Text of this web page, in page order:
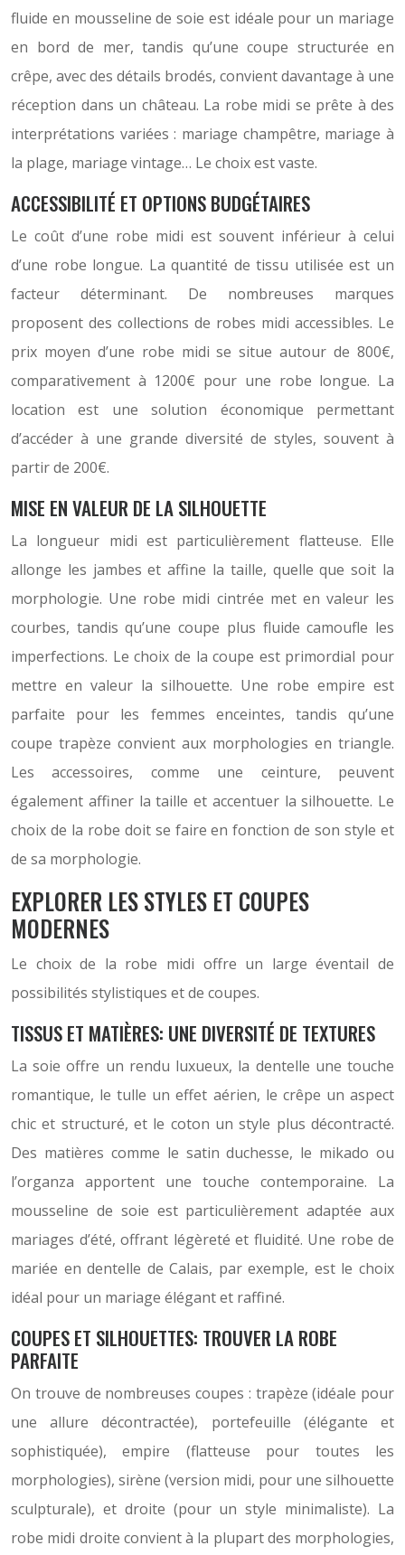
fluide en mousseline de soie est idéale pour un mariage
en bord de mer, tandis qu’une coupe structurée en
crêpe, avec des détails brodés, convient davantage à une
réception dans un château. La robe midi se prête à des
interprétations variées : mariage champêtre, mariage à
la plage, mariage vintage… Le choix est vaste.
ACCESSIBILITÉ ET OPTIONS BUDGÉTAIRES
Le coût d’une robe midi est souvent inférieur à celui
d’une robe longue. La quantité de tissu utilisée est un
facteur déterminant. De nombreuses marques
proposent des collections de robes midi accessibles. Le
prix moyen d’une robe midi se situe autour de 800€,
comparativement à 1200€ pour une robe longue. La
location est une solution économique permettant
d’accéder à une grande diversité de styles, souvent à
partir de 200€.
MISE EN VALEUR DE LA SILHOUETTE
La longueur midi est particulièrement flatteuse. Elle
allonge les jambes et affine la taille, quelle que soit la
morphologie. Une robe midi cintrée met en valeur les
courbes, tandis qu’une coupe plus fluide camoufle les
imperfections. Le choix de la coupe est primordial pour
mettre en valeur la silhouette. Une robe empire est
parfaite pour les femmes enceintes, tandis qu’une
coupe trapèze convient aux morphologies en triangle.
Les accessoires, comme une ceinture, peuvent
également affiner la taille et accentuer la silhouette. Le
choix de la robe doit se faire en fonction de son style et
de sa morphologie.
EXPLORER LES STYLES ET COUPES
MODERNES
Le choix de la robe midi offre un large éventail de
possibilités stylistiques et de coupes.
TISSUS ET MATIÈRES: UNE DIVERSITÉ DE TEXTURES
La soie offre un rendu luxueux, la dentelle une touche
romantique, le tulle un effet aérien, le crêpe un aspect
chic et structuré, et le coton un style plus décontracté.
Des matières comme le satin duchesse, le mikado ou
l’organza apportent une touche contemporaine. La
mousseline de soie est particulièrement adaptée aux
mariages d’été, offrant légèreté et fluidité. Une robe de
mariée en dentelle de Calais, par exemple, est le choix
idéal pour un mariage élégant et raffiné.
COUPES ET SILHOUETTES: TROUVER LA ROBE
PARFAITE
On trouve de nombreuses coupes : trapèze (idéale pour
une allure décontractée), portefeuille (élégante et
sophistiquée), empire (flatteuse pour toutes les
morphologies), sirène (version midi, pour une silhouette
sculpturale), et droite (pour un style minimaliste). La
robe midi droite convient à la plupart des morphologies,